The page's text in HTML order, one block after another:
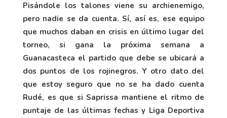
Pisándole los talones viene su archienemigo,
pero nadie se da cuenta. Sí, así es, ese equipo
que muchos daban en crisis en último lugar del
torneo, si gana la próxima semana a
Guanacasteca el partido que debe se ubicará a
dos puntos de los rojinegros. Y otro dato del
que estoy seguro que no se ha dado cuenta
Rudé, es que si Saprissa mantiene el ritmo de
puntaje de las últimas fechas y Liga Deportiva